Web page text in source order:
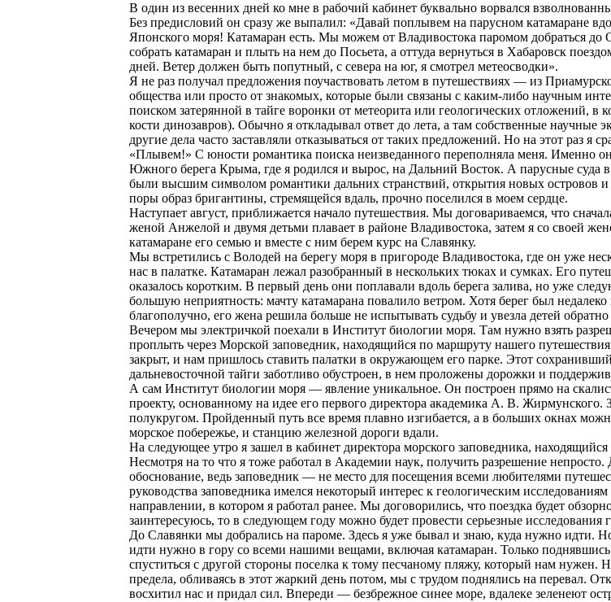
В один из весенних дней ко мне в рабочий кабинет буквально ворвался
Без предисловий он сразу же выпалил: «Давай поплывем на парусном катамаране
Японского моря! Катамаран есть. Мы можем от Владивостока паромом добраться до
собрать катамаран и плыть на нем до Посьета, а оттуда вернуться в Хабаровск
дней. Ветер должен быть попутный, с севера на юг, я смотрел метеосводки».
Я не раз получал предложения поучаствовать летом в путешествиях — из
общества или просто от знакомых, которые были связаны с каким-либо научным
поиском затерянной в тайге воронки от метеорита или геологических отложений, в
кости динозавров). Обычно я откладывал ответ до лета, а там собственные научные
другие дела часто заставляли отказываться от таких предложений. Но на этот раз я
«Плывем!» С юности романтика поиска неизведанного переполняла меня. Именно
Южного берега Крыма, где я родился и вырос, на Дальний Восток. А парусные суда
были высшим символом романтики дальних странствий, открытия новых островов
поры образ бригантины, стремящейся вдаль, прочно поселился в моем сердце.
Наступает август, приближается начало путешествия. Мы договариваемся, что
женой Анжелой и двумя детьми плавает в районе Владивостока, затем я со своей
катамаране его семью и вместе с ним берем курс на Славянку.
Мы встретились с Володей на берегу моря в пригороде Владивостока, где он уже
нас в палатке. Катамаран лежал разобранный в нескольких тюках и сумках. Его
оказалось коротким. В первый день они поплавали вдоль берега залива, но уже
большую неприятность: мачту катамарана повалило ветром. Хотя берег был недалеко
благополучно, его жена решила больше не испытывать судьбу и увезла детей
Вечером мы электричкой поехали в Институт биологии моря. Там нужно взять
проплыть через Морской заповедник, находящийся по маршруту нашего
закрыт, и нам пришлось ставить палатки в окружающем его парке. Этот
дальневосточной тайги заботливо обустроен, в нем проложены дорожки и
А сам Институт биологии моря — явление уникальное. Он построен прямо на
проекту, основанному на идее его первого директора академика А. В. Жирмунского.
полукругом. Пройденный путь все время плавно изгибается, а в больших окнах
морское побережье, и станцию железной дороги вдали.
На следующее утро я зашел в кабинет директора морского заповедника,
Несмотря на то что я тоже работал в Академии наук, получить разрешение
обоснование, ведь заповедник — не место для посещения всеми любителями
руководства заповедника имелся некоторый интерес к геологическим
направлении, в котором я работал ранее. Мы договорились, что поездка будет
заинтересуюсь, то в следующем году можно будет провести серьезные исследования
До Славянки мы добрались на пароме. Здесь я уже бывал и знаю, куда нужно идти.
идти нужно в гору со всеми нашими вещами, включая катамаран. Только
спуститься с другой стороны поселка к тому песчаному пляжу, который нам нужен.
предела, обливаясь в этот жаркий день потом, мы с трудом поднялись на перевал.
восхитил нас и придал сил. Впереди — безбрежное синее море, вдалеке зеленеют